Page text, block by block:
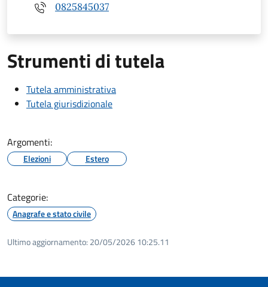
0825845037
Strumenti di tutela
Tutela amministrativa
Tutela giurisdizionale
Argomenti:
Elezioni Estero
Categorie:
Anagrafe e stato civile
Ultimo aggiornamento: 20/05/2026 10:25.11